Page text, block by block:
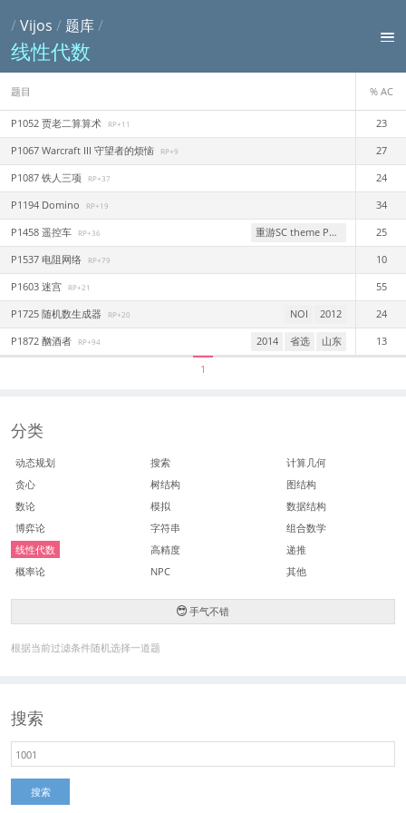
/Vijos / 题库/
线性代数
题目 % AC
P1052 贾老二算算术 RP+11 23
P1067 Warcraft III 守望者的烦恼 RP+9 27
P1087 铁人三项 RP+37 24
P1194 Domino RP+19 34
P1458 遥控车 RP+36 重游SC theme Park 25
P1537 电阻网络 RP+79 10
P1603 迷宫 RP+21 55
P1725 随机数生成器 RP+20 NOI 2012 24
P1872 酗酒者 RP+94 2014 省选 山东 13
1
分类
动态规划 搜索
计算几何
贪心
树结构
图结构
数论
模拟
数据结构
博弈论
字符串
组合数学
线性代数
高精度
递推
概率论
NPC 其他
手气不错
根据当前过滤条件随机选择一道题
搜索
搜索